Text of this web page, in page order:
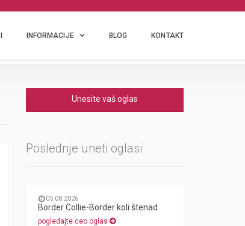
INFORMACIJE BLOG KONTAKT
Unesite vaš oglas
Poslednje uneti oglasi
05.08.2026
Border Collie-Border koli štenad
pogledajte ceo oglas